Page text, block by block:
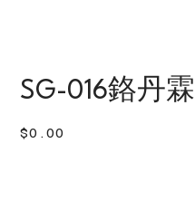
SG-016鉻丹霖
價
格
$0.00